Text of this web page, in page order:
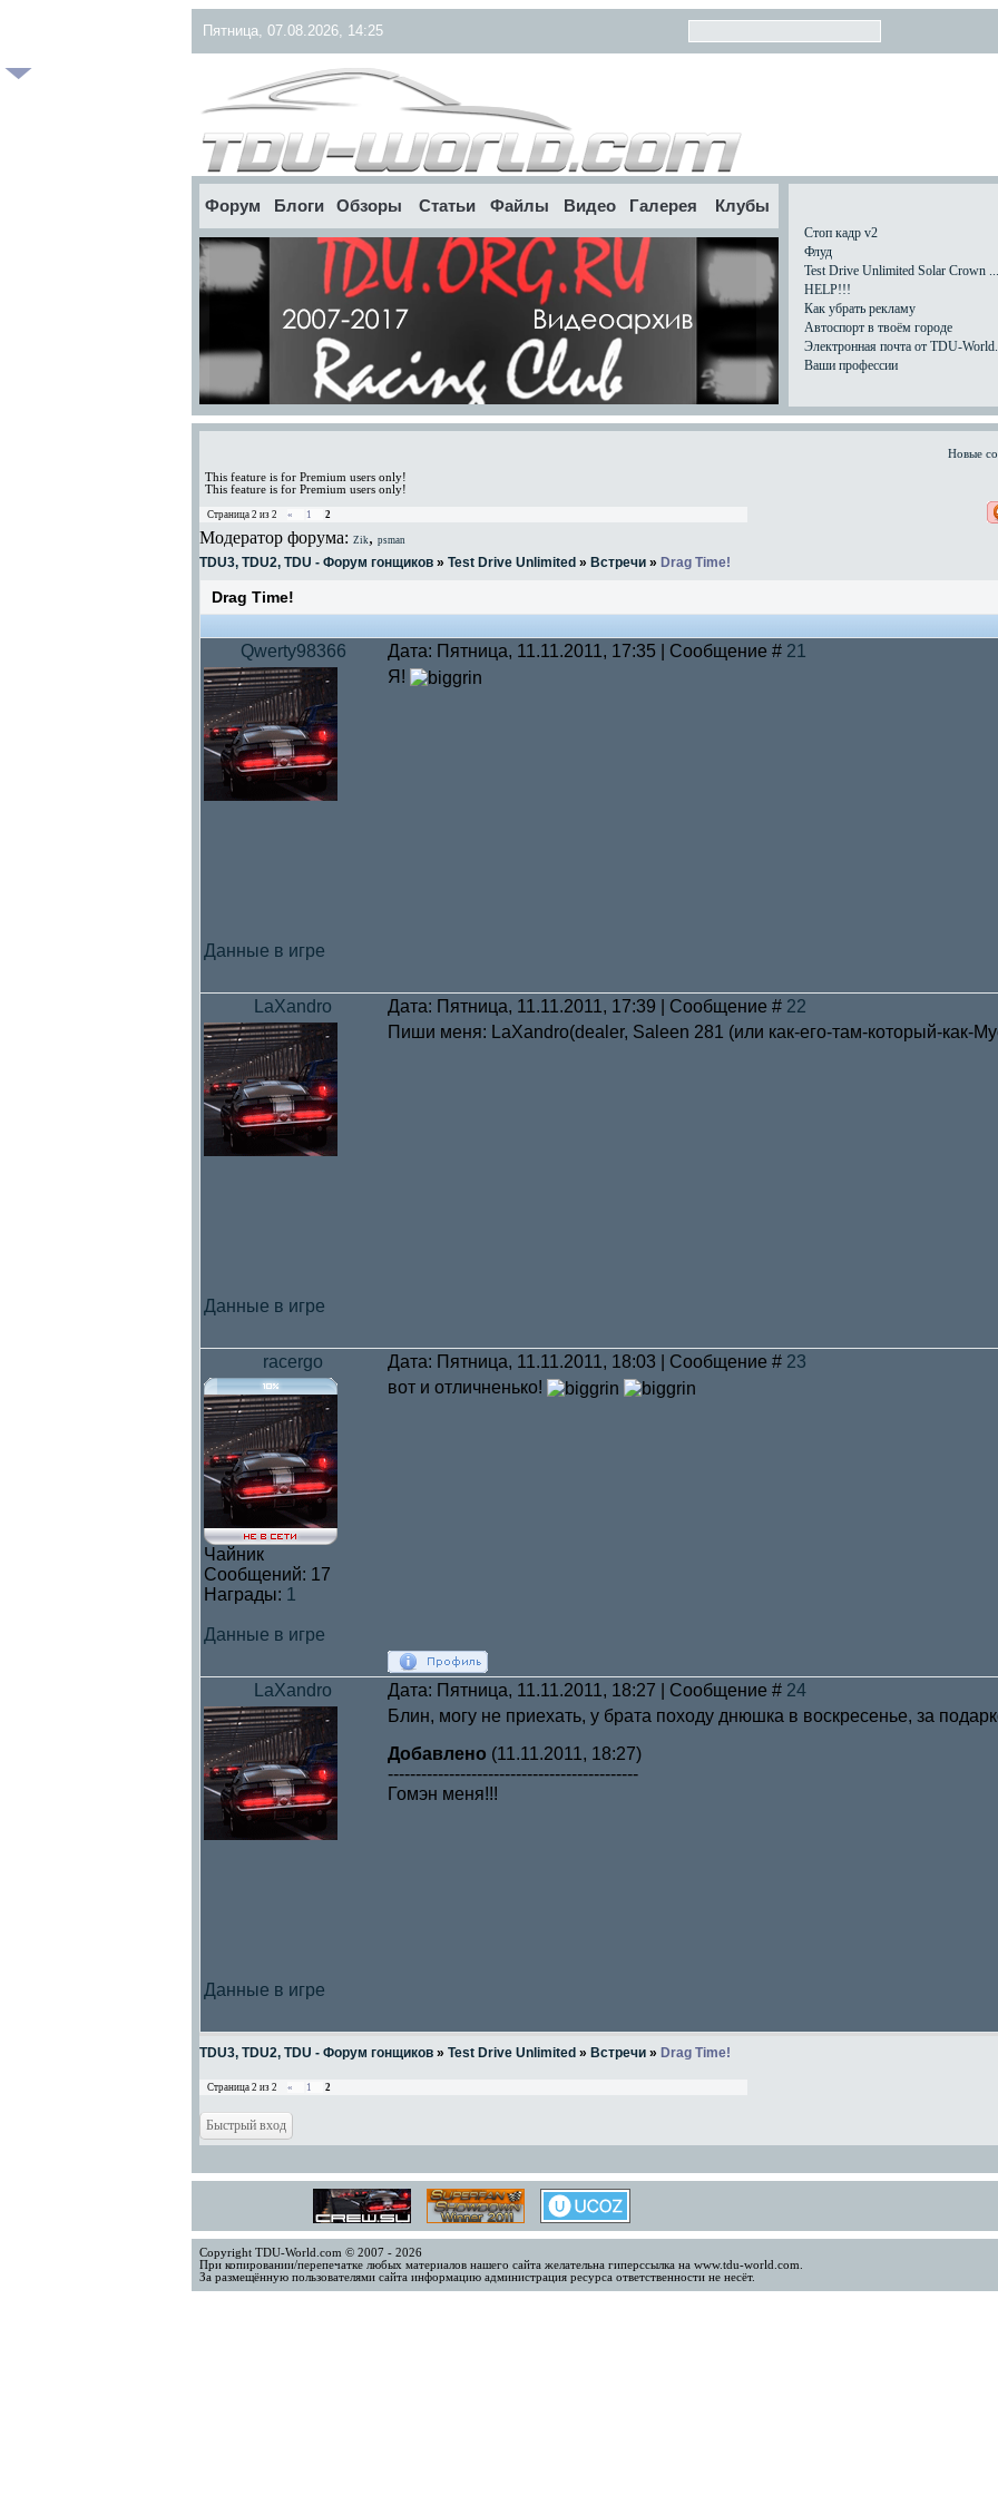
Пятница, 07.08.2026, 14:25
Форум Блоги Обзоры Статьи Файлы Видео Галерея Клубы
Стоп кадр v2
Флуд
Test Drive Unlimited Solar Crown ...
HELP!!!
Как убрать рекламу
Автоспорт в твоём городе
Электронная почта от TDU-
Ваши профессии
Новые
This feature is for Premium users only!
This feature is for Premium users only!
Страница 2 из 2 « 1 2
Модератор форума: Zik, psman
TDU3, TDU2, TDU - Форум гонщиков » Test Drive Unlimited » Встречи » Drag Time!
Drag Time!
Qwerty98366 Дата: Пятница, 11.11.2011, 17:35 | Сообщение # 21
Данные в игре
Я!
LaXandro Дата: Пятница, 11.11.2011, 17:39 | Сообщение # 22
Данные в игре
Пиши меня: LaXandro(dealer, Saleen 281 (или как-его-там-который-как-
racergo Дата: Пятница, 11.11.2011, 18:03 | Сообщение # 23
Чайник
Сообщений: 17
Награды: 1
Данные в игре
вот и отличненько!
LaXandro Дата: Пятница, 11.11.2011, 18:27 | Сообщение # 24
Данные в игре
Блин, могу не приехать, у брата походу днюшка в воскресенье, за
Добавлено (11.11.2011, 18:27)
---------------------------------------------
Гомэн меня!!!
TDU3, TDU2, TDU - Форум гонщиков » Test Drive Unlimited » Встречи » Drag Time!
Страница 2 из 2 « 1 2
Copyright TDU-World.com © 2007 - 2026
При копировании/перепечатке любых материалов нашего сайта желательна гиперссылка на www.tdu-world.com.
За размещённую пользователями сайта информацию администрация ресурса ответственности не несёт.